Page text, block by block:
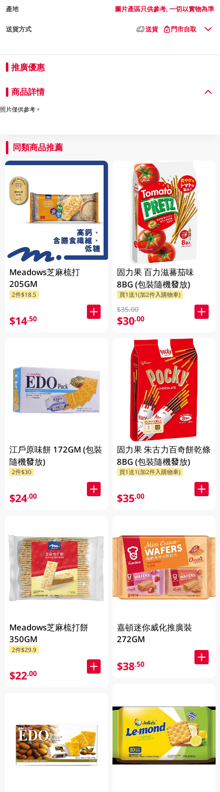
產地 圖片產區只供參考, 一切以實物為準
送貨方式 送貨 門市自取
推廣優惠
商品詳情
照片僅供參考。
同類商品推薦
Meadows芝麻梳打
205GM
2件$18.5
$14.50
江戶原味餅 172GM (包裝
隨機發放)
2件$30
$24.00
Meadows芝麻梳打餅
350GM
2件$29.9
$22.00
固力果 百力滋蕃茄味
8BG (包裝隨機發放)
買1送1(加2件入購物車)
$35.00
$30.00
固力果 朱古力百奇餅乾條
8BG (包裝隨機發放)
買1送1(加2件入購物車)
$35.00
嘉頓迷你威化推廣裝
272GM
$38.50